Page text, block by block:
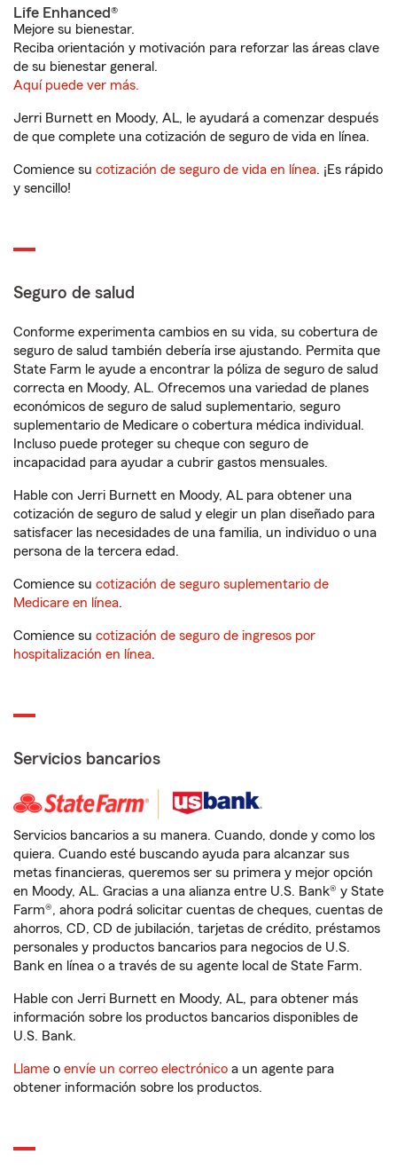
Life Enhanced®
Mejore su bienestar.
Reciba orientación y motivación para reforzar las áreas clave
de su bienestar general.
Aquí puede ver más.
Jerri Burnett en Moody, AL, le ayudará a comenzar después
de que complete una cotización de seguro de vida en línea.
Comience su cotización de seguro de vida en línea. ¡Es rápido
y sencillo!
Seguro de salud
Conforme experimenta cambios en su vida, su cobertura de
seguro de salud también debería irse ajustando. Permita que
State Farm le ayude a encontrar la póliza de seguro de salud
correcta en Moody, AL. Ofrecemos una variedad de planes
económicos de seguro de salud suplementario, seguro
suplementario de Medicare o cobertura médica individual.
Incluso puede proteger su cheque con seguro de
incapacidad para ayudar a cubrir gastos mensuales.
Hable con Jerri Burnett en Moody, AL para obtener una
cotización de seguro de salud y elegir un plan diseñado para
satisfacer las necesidades de una familia, un individuo o una
persona de la tercera edad.
Comience su cotización de seguro suplementario de
Medicare en línea.
Comience su cotización de seguro de ingresos por
hospitalización en línea.
Servicios bancarios
Servicios bancarios a su manera. Cuando, donde y como los
quiera. Cuando esté buscando ayuda para alcanzar sus
metas financieras, queremos ser su primera y mejor opción
en Moody, AL. Gracias a una alianza entre U.S. Bank® y State
Farm®, ahora podrá solicitar cuentas de cheques, cuentas de
ahorros, CD, CD de jubilación, tarjetas de crédito, préstamos
personales y productos bancarios para negocios de U.S.
Bank en línea o a través de su agente local de State Farm.
Hable con Jerri Burnett en Moody, AL, para obtener más
información sobre los productos bancarios disponibles de
U.S. Bank.
Llame o envíe un correo electrónico a un agente para
obtener información sobre los productos.